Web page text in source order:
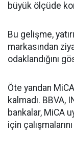
büyük ölçüde
Bu gelişme,
markasından
odaklandığını
Öte yandan
kalmadı. BBVA,
bankalar, MiCA
için çalışmalarını